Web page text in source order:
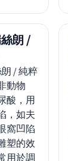
朗 /
/ 純粹
動物
酸，用
，如夫
窩凹陷
塑的效
用於調